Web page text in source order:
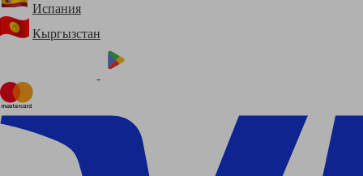
Испания
Кыргызстан